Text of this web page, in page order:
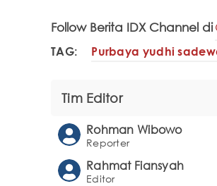
Follow Berita IDX Channel di
TAG: Purbaya yudhi
Tim Editor
Rohman Wibowo
Reporter
Rahmat Fiansyah
Editor